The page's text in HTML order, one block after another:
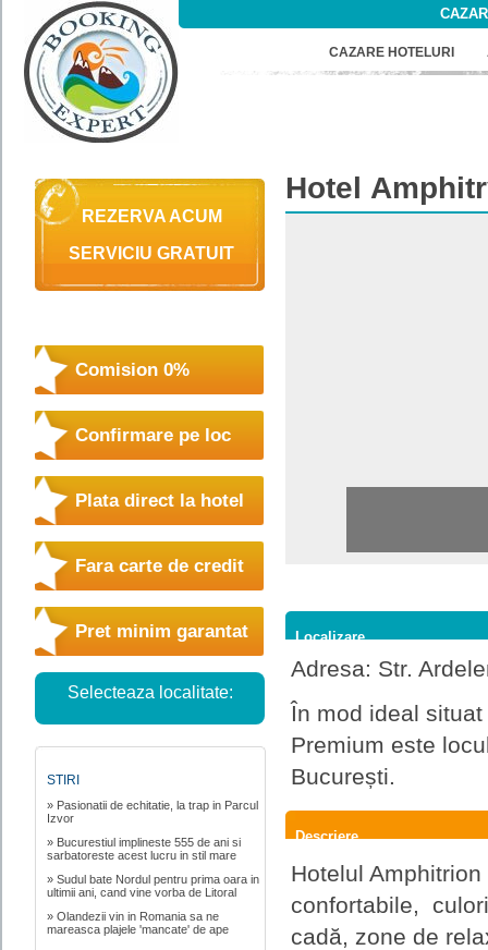
CAZARE HOTELURI
REZERVA ACUM
SERVICIU GRATUIT
Comision 0%
Confirmare pe loc
Plata direct la hotel
Fara carte de credit
Pret minim garantat
Selecteaza localitate:
STIRI
» Pasionatii de echitatie, la trap in Parcul
Izvor
» Bucurestiul implineste 555 de ani si
sarbatoreste acest lucru in stil mare
» Sudul bate Nordul pentru prima oara in
ultimii ani, cand vine vorba de Litoral
» Olandezii vin in Romania sa ne
mareasca plajele 'mancate' de ape
Hotel
Localizare
Adresa: Str.
În mod ideal
Premium este
București.
Descriere
Hotelul
confortabile,
cadă, zone de